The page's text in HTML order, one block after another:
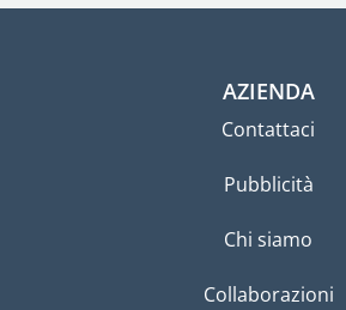
AZIENDA
Contattaci
Pubblicità
Chi siamo
Collaborazioni